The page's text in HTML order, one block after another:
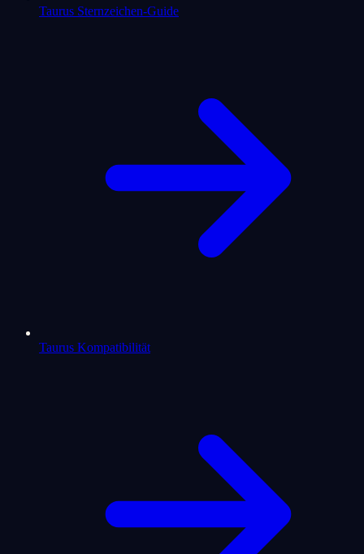
Taurus Sternzeichen-Guide
Taurus Kompatibilität